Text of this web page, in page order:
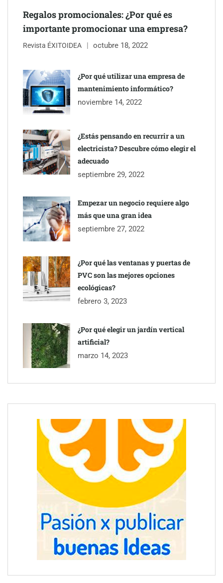
impermeabilización de las viviendas antes de las vacaciones
Servimudanzas supera las 3.000 reseñas con 4,8 estrellas en
mudanzas en Barcelona
Regalos promocionales: ¿Por qué es
importante promocionar una empresa?
Revista ÉXITOIDEA octubre 18, 2022
¿Por qué utilizar una empresa de
mantenimiento informático?
noviembre 14, 2022
¿Estás pensando en recurrir a un
electricista? Descubre cómo elegir el
adecuado
septiembre 29, 2022
Empezar un negocio requiere algo
más que una gran idea
septiembre 27, 2022
¿Por qué las ventanas y puertas de
PVC son las mejores opciones
ecológicas?
febrero 3, 2023
¿Por qué elegir un jardín vertical
artificial?
marzo 14, 2023